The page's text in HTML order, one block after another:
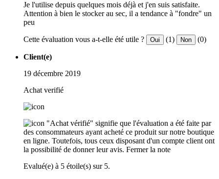
Je l'utilise depuis quelques mois déjà et j'en suis satisfaite.
Attention à bien le stocker au sec, il a tendance à "fondre" un
peu
Cette évaluation vous a-t-elle été utile ? Oui (1) Non (0)
Client(e)
19 décembre 2019
Achat verifié
"Achat vérifié" signifie que l'évaluation a été faite par
des consommateurs ayant acheté ce produit sur notre boutique
en ligne. Toutefois, tous ceux disposant d'un compte client ont
la possibilité de donner leur avis. Fermer la note
Evalué(e) à 5 étoile(s) sur 5.